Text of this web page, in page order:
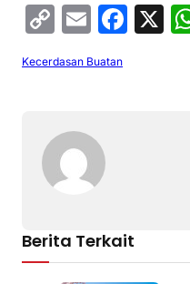
C
o
p
Li
n
k
E
m
ai
F
X
Kecerdasan Buatan
Berita Terkait